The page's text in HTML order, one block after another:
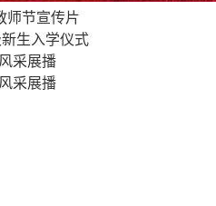
师节宣传片
生入学仪式
采展播
采展播